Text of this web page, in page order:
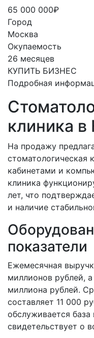
65 000 000₽
Город
Москва
Окупаемость
26 месяцев
КУПИТЬ БИЗНЕС
Подробная
клиника
На продажу
стоматологическая
кабинетами и
клиника
лет, что
и наличие
показатели
Ежемесячная
миллионов рублей,
миллиона рублей.
составляет 11 000
обслуживается
свидетельствует о